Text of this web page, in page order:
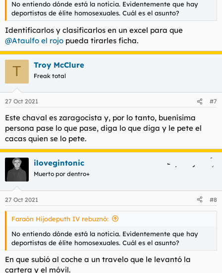
No entiendo dónde está la noticia. Evidentemente que hay
deportistas de élite homosexuales. Cuál es el asunto?
Identificarlos y clasificarlos en un excel para que
@Ataulfo el rojo pueda tirarles ficha.
T Troy McClure
Freak total
27 Oct 2021 #7
Este chaval es zaragocista y, por lo tanto, buenísima
persona pase lo que pase, diga lo que diga y le pete el
cacas quien se lo pete.
ilovegintonic
Muerto por dentro+
27 Oct 2021 #8
Faraón Hijodeputh IV rebuznó:
No entiendo dónde está la noticia. Evidentemente que hay
deportistas de élite homosexuales. Cuál es el asunto?
En que subió al coche a un travelo que le levantó la
cartera y el móvil.